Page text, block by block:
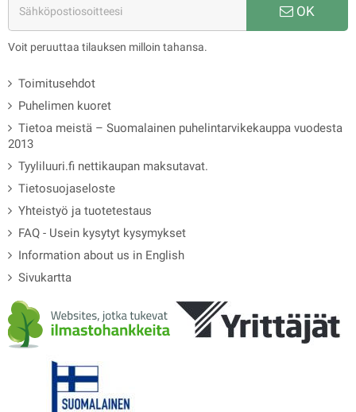
OK
Voit peruuttaa tilauksen milloin tahansa.
Toimitusehdot
Puhelimen kuoret
Tietoa meistä – Suomalainen puhelintarvikekauppa vuodesta
2013
Tyyliluuri.fi nettikaupan maksutavat.
Tietosuojaseloste
Yhteistyö ja tuotetestaus
FAQ - Usein kysytyt kysymykset
Information about us in English
Sivukartta